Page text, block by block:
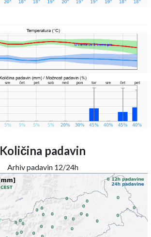
Količina padavin
Arhiv padavin 12/24h